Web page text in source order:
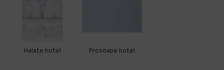
Halate hotel Prosoape hotel